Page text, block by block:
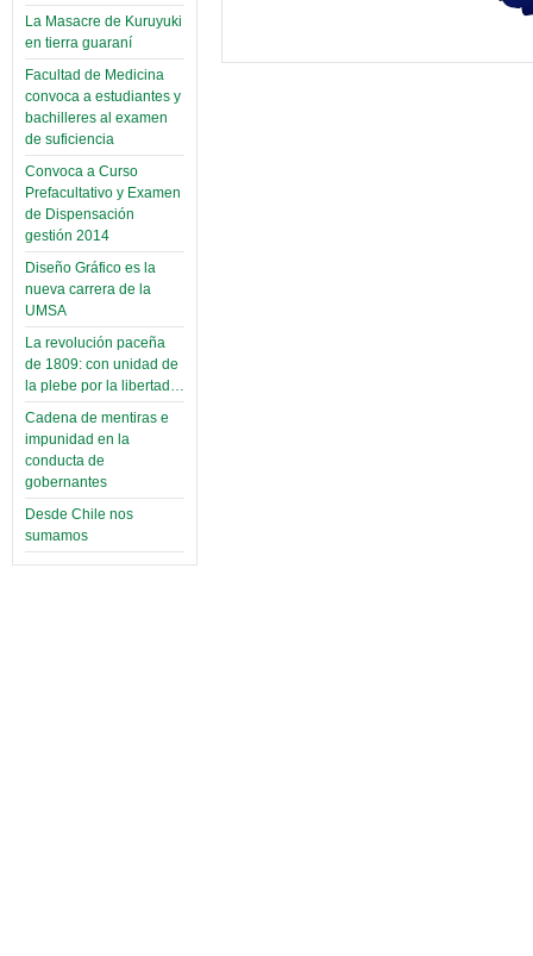
La Masacre de Kuruyuki
en tierra guaraní
Facultad de Medicina
convoca a estudiantes y
bachilleres al examen
de suficiencia
Convoca a Curso
Prefacultativo y Examen
de Dispensación
gestión 2014
Diseño Gráfico es la
nueva carrera de la
UMSA
La revolución paceña
de 1809: con unidad de
la plebe por la libertad…
Cadena de mentiras e
impunidad en la
conducta de
gobernantes
Desde Chile nos
sumamos